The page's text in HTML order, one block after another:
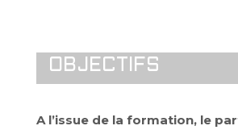
OBJECTIFS
A l’issue de la formation, le